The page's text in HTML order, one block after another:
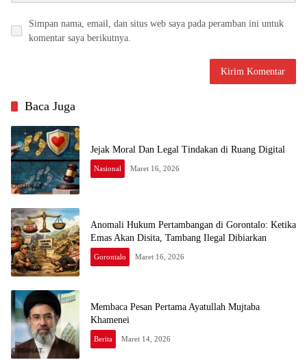
Simpan nama, email, dan situs web saya pada peramban ini untuk
komentar saya berikutnya.
Baca Juga
Jejak Moral Dan Legal Tindakan di Ruang Digital
Nasional Maret 16, 2026
Anomali Hukum Pertambangan di Gorontalo: Ketika
Emas Akan Disita, Tambang Ilegal Dibiarkan
Gorontalo Maret 16, 2026
Membaca Pesan Pertama Ayatullah Mujtaba
Khamenei
Berita Maret 14, 2026